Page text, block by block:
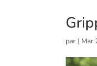
par | Mar